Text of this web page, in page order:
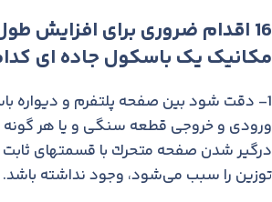
16 اقدام ضروری برای افزایش
مکانیک یک باسکول جاده ای
1- دقت شود بین صفحه پلتفرم و دیواره
ورودی و خروجی قطعه سنگی و یا هر گونه
درگیر شدن صفحه متحرك با قسمتهای ثابت
توزین را سبب می‌شود، وجود نداشته باشد.